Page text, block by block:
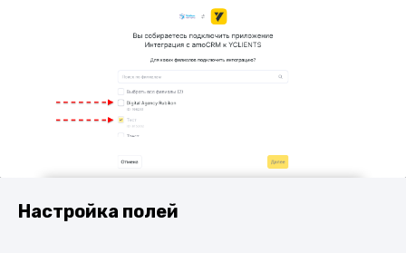
Настройка полей